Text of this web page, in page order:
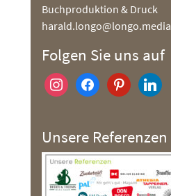
Buchproduktion & Druck
harald.longo@longo.media
Folgen Sie uns auf
instagramfacebookpinterestlinkedin
Unsere Referenzen